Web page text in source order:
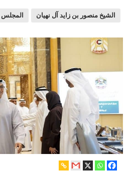
الشيخ منصور بن زايد آل نهيان المجلس